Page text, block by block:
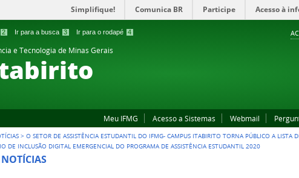
2 Ir para a busca 3 Ir para o rodapé 4
Simplifique! Comunica BR Participe Acesso à
e Tecnologia de Minas Gerais
Meu IFMG Acesso a Sistemas Webmail
>O SETOR DE ASSISTÊNCIA ESTUDANTIL DO IFMG- CAMPUS ITABIRITO TORNA PÚBLICO A LISTA
DE INCLUSÃO DIGITAL EMERGENCIAL DO PROGRAMA DE ASSISTÊNCIA ESTUDANTIL 2020
NOTÍCIAS